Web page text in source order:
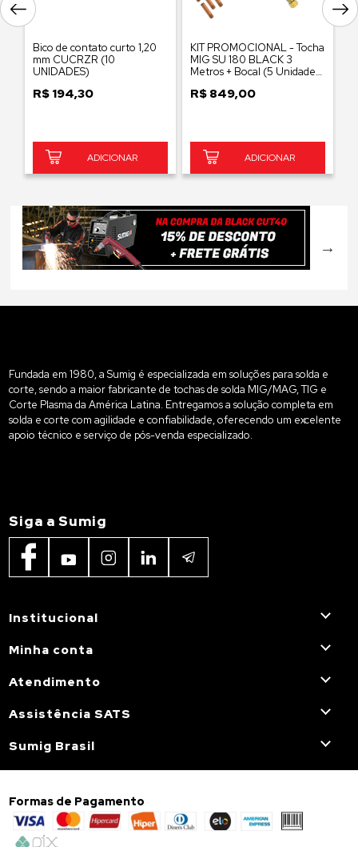
Bico de contato curto 1,20
mm CUCRZR (10
UNIDADES)
R$ 194,30
ADICIONAR
KIT PROMOCIONAL - Tocha
MIG SU 180 BLACK 3
Metros + Bocal (5 Unidades)
Unidades) + Porta bico
R$ 849,00
ADICIONAR
Fundada em 1980, a Sumig é especializada em soluções para solda e
corte, sendo a maior fabricante de tochas de solda MIG/MAG, TIG e
Corte Plasma da América Latina. Entregamos a solução completa em
solda e corte com agilidade e confiabilidade, oferecendo um excelente
apoio técnico e serviço de pós-venda especializado.
Siga a Sumig
Institucional
Minha conta
Atendimento
Assistência SATS
Sumig Brasil
Formas de Pagamento